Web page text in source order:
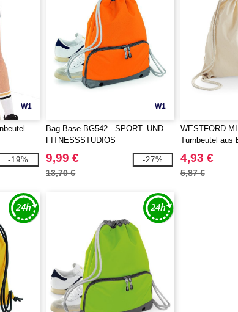
W1
-19%
W1
Bag Base BG542 - SPORT- UND
FITNESSSTUDIOS
9,99 €
13,70 €
-27%
WESTFORD
Turnbeutel aus
4,93 €
5,87 €